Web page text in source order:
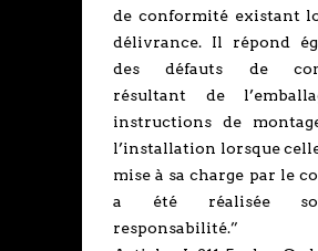
de conformité existant
délivrance. Il répond
des défauts de
résultant de
instructions de
l’installation lorsque
mise à sa charge par le
a été réalisée
responsabilité.”